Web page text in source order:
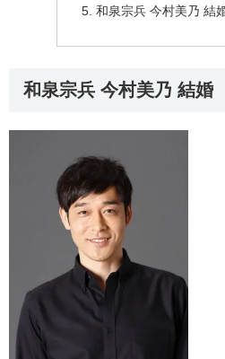
和泉宗兵 今村美乃 結
和泉宗兵 今村美乃 結婚